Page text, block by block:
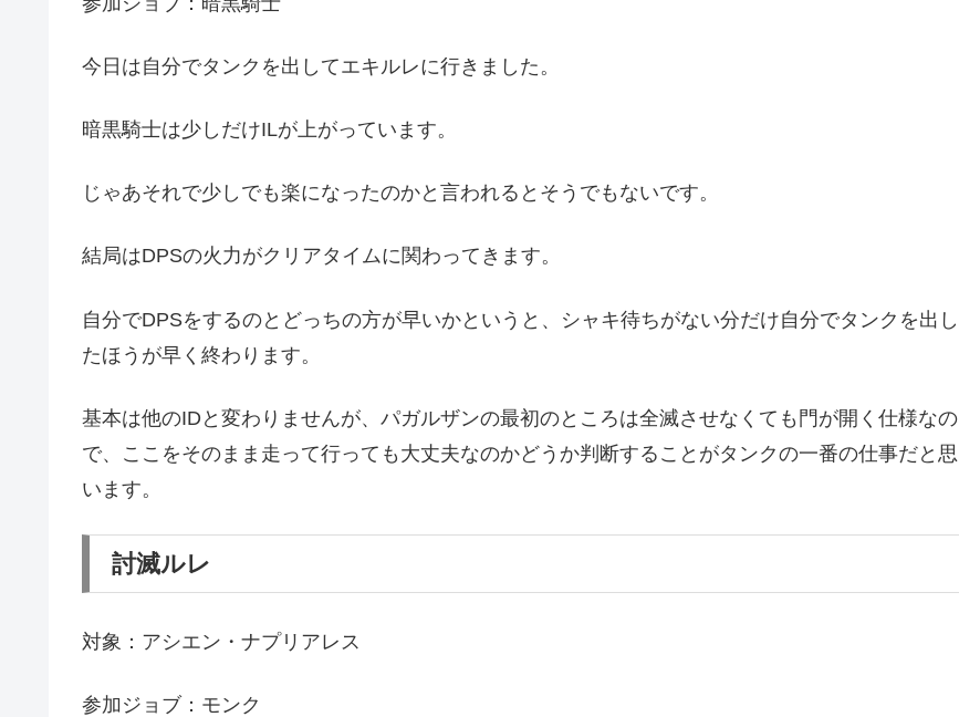
今日は自分でタンクを出してエキルレに行きました。
暗黒騎士は少しだけILが上がっています。
じゃあそれで少しでも楽になったのかと言われるとそうでもないです。
結局はDPSの火力がクリアタイムに関わってきます。
自分でDPSをするのとどっちの方が早いかというと、シャキ待ちがない分だけ自分でタンクを出し
たほうが早く終わります。
基本は他のIDと変わりませんが、パガルザンの最初のところは全滅させなくても門が開く仕様なの
で、ここをそのまま走って行っても大丈夫なのかどうか判断することがタンクの一番の仕事だと思
います。
討滅ルレ
対象：アシエン・ナプリアレス
参加ジョブ：モンク